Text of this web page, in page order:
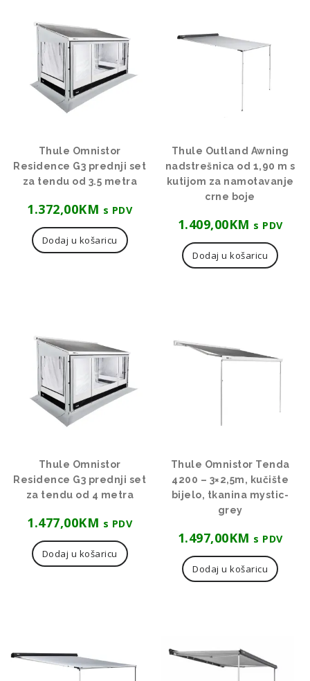
Thule Omnistor
Residence G3 prednji set
za tendu od 3.5 metra
1.372,00KM s PDV
Dodaj u košaricu
Thule Outland Awning
nadstrešnica od 1,90 m s
kutijom za namotavanje
crne boje
1.409,00KM s PDV
Dodaj u košaricu
Thule Omnistor
Residence G3 prednji set
za tendu od 4 metra
1.477,00KM s PDV
Dodaj u košaricu
Thule Omnistor Tenda
4200 – 3×2,5m, kučište
bijelo, tkanina mystic-
grey
1.497,00KM s PDV
Dodaj u košaricu